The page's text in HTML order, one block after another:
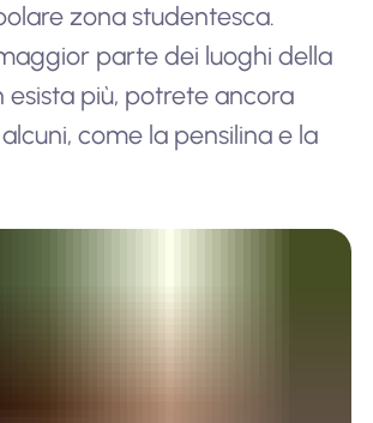
zona studentesca.
parte dei luoghi della
esista più, potrete ancora
come la pensilina e la